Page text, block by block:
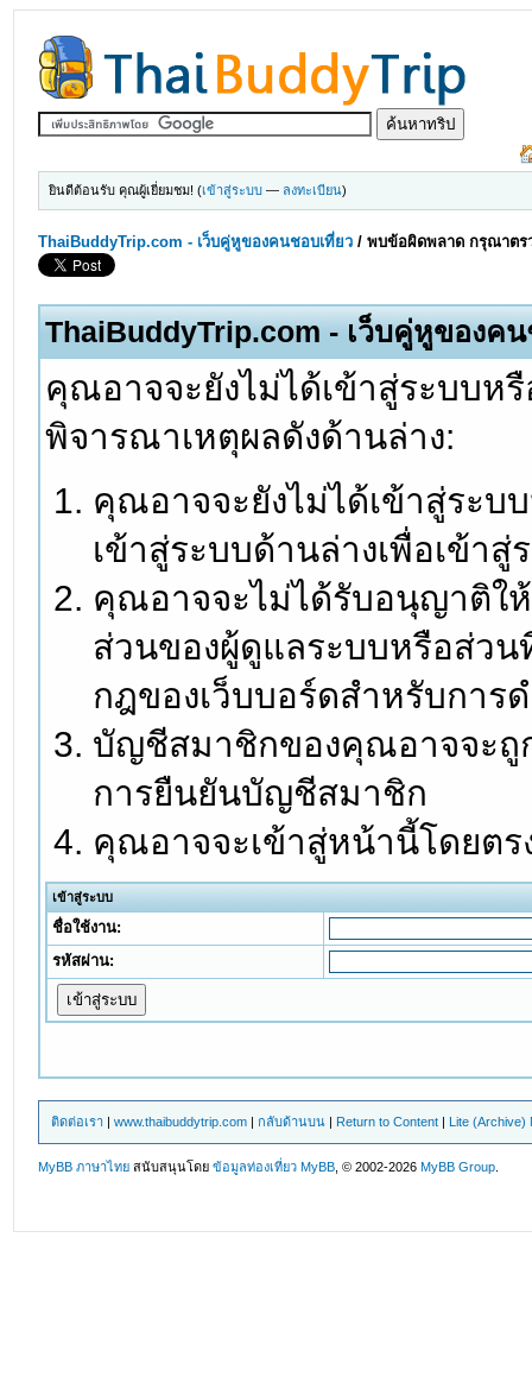
ยินดีต้อนรับ คุณผู้เยี่ยมชม! (เข้าสู่ระบบ — ลงทะเบียน)
ThaiBuddyTrip.com - เว็บคู่หูของคนชอบเที่ยว /พบข้อผิดพลาด กรุณาตร
ThaiBuddyTrip.com - เว็บคู่หูของค
คุณอาจจะยังไม่ได้เข้าสู่ระบบ
พิจารณาเหตุผลดังด้านล่าง:
คุณอาจจะยังไม่ได้เข้าสู่ระบ
เข้าสู่ระบบด้านล่างเพื่อเข้า
คุณอาจจะไม่ได้รับอนุญาติใ
ส่วนของผู้ดูแลระบบหรือส่ว
กฎของเว็บบอร์ดสำหรับการ
บัญชีสมาชิกของคุณอาจจะถู
การยืนยันบัญชีสมาชิก
คุณอาจจะเข้าสู่หน้านี้โดยต
เข้าสู่ระบบ
ชื่อใช้งาน:
รหัสผ่าน:
ติดต่อเรา |www.thaibuddytrip.com |กลับด้านบน | Return to Content | Lite (Archive)
MyBB ภาษาไทย สนับสนุนโดยข้อมูลท่องเที่ยว MyBB , © 2002-2026MyBB Group